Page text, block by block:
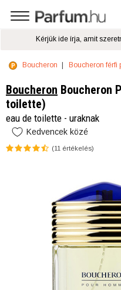
Boucheron Boucheron férfi
Boucheron Boucheron
toilette)
eau de toilette - uraknak
Kedvencek közé
(11 értékelés)